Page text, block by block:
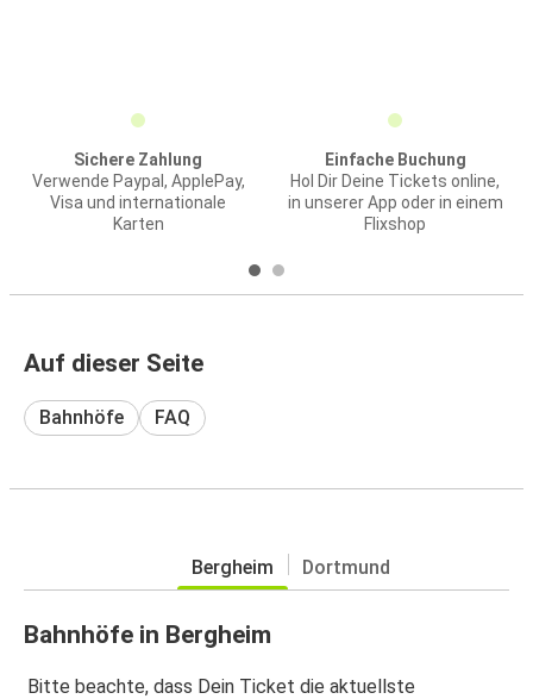
Sichere Zahlung
Verwende Paypal, ApplePay,
Visa und internationale
Karten
Einfache Buchung
Hol Dir Deine Tickets online,
in unserer App oder in einem
Flixshop
Auf dieser Seite
Bahnhöfe FAQ
Bergheim Dortmund
Bahnhöfe in Bergheim
Bitte beachte, dass Dein Ticket die aktuellste